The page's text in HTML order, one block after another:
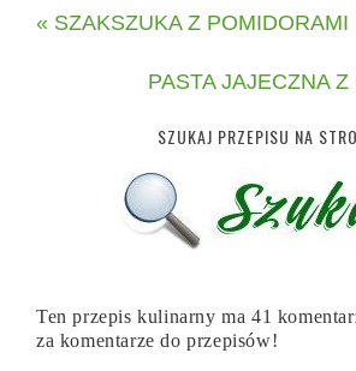
« SZAKSZUKA Z POMIDORAMI
PASTA JAJECZNA
SZUKAJ PRZEPISU NA
Ten przepis kulinarny ma 41
za komentarze do przepisów!